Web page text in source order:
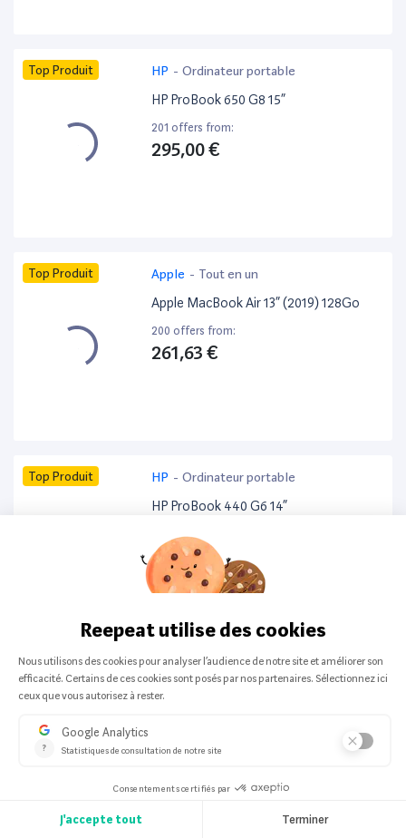
Top Produit HP - Ordinateur portable
HP ProBook 650 G8 15”
201 offers from:
295,00 €
Top Produit Apple - Tout en un
Apple MacBook Air 13” (2019) 128Go
200 offers from:
261,63 €
Top Produit HP - Ordinateur portable
HP ProBook 440 G6 14”
200 offers from:
259,99 €
Top Produit HP- Ordinateur portable
413,25 €